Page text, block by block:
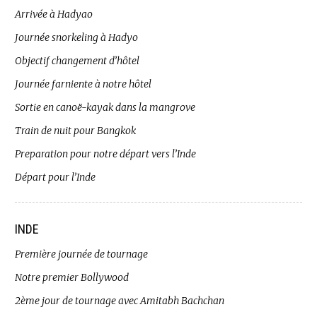
Arrivée à Hadyao
Journée snorkeling à Hadyo
Objectif changement d’hôtel
Journée farniente à notre hôtel
Sortie en canoë-kayak dans la mangrove
Train de nuit pour Bangkok
Preparation pour notre départ vers l’Inde
Départ pour l’Inde
INDE
Première journée de tournage
Notre premier Bollywood
2ème jour de tournage avec Amitabh Bachchan